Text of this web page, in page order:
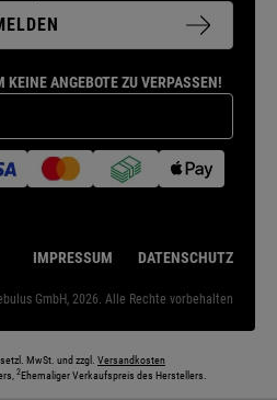
ANGEBOTE ZU VERPASSEN!
IMPRESSUM DATENSCHUTZ
GmbH, 2026. Alle Rechte vorbehalten
MwSt. und zzgl. Versandkosten
2Ehemaliger Verkaufspreis des Herstellers.